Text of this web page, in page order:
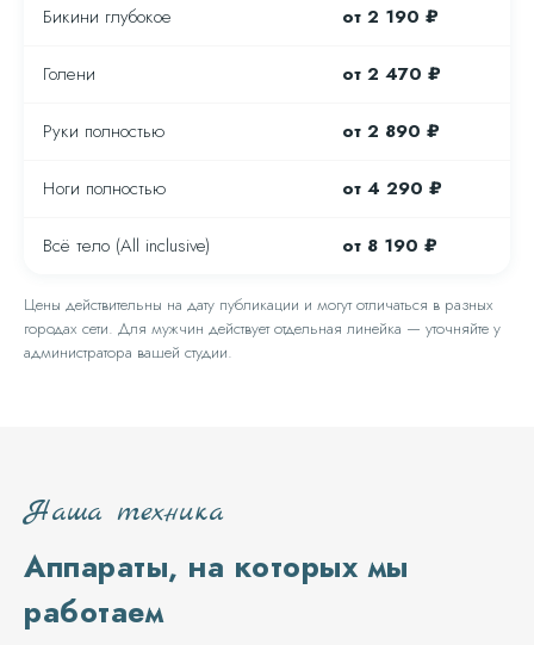
Бикини глубокое от 2 190 ₽
Голени от 2 470 ₽
Руки полностью от 2 890 ₽
Ноги полностью от 4 290 ₽
Всё тело (All inclusive) от 8 190 ₽
Цены действительны на дату публикации и могут отличаться в разных
городах сети. Для мужчин действует отдельная линейка — уточняйте у
администратора вашей студии.
Наша техника
Аппараты, на которых мы
работаем